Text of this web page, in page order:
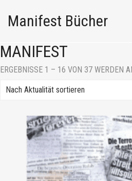
Manifest Bücher
MANIFEST
ERGEBNISSE 1 – 16 VON 37 WERDEN
Nach Aktualität sortieren